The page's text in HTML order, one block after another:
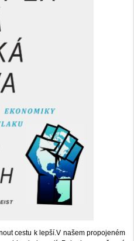
cestu k lepší.V našem propojeném